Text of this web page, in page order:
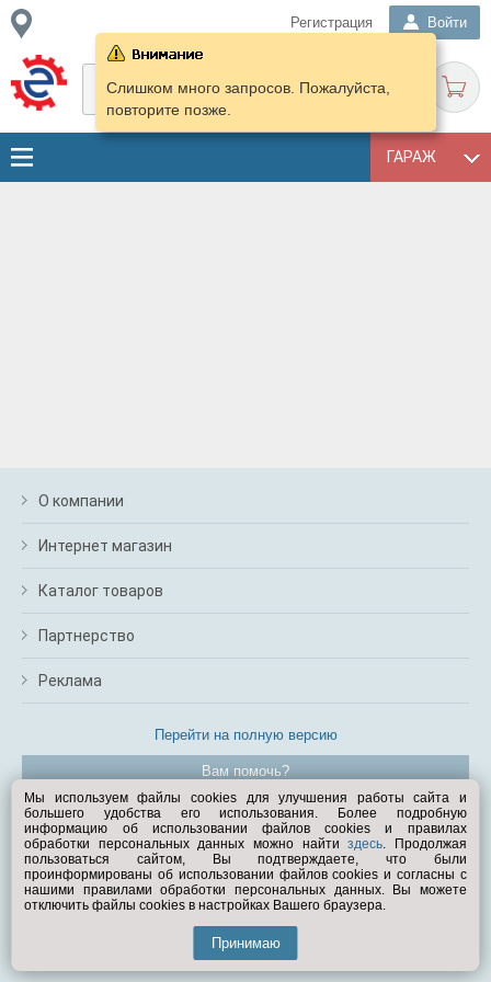
Регистрация Войти
ГАРАЖ
Слишком много запросов. Пожалуйста,
повторите позже.
О компании
Интернет магазин
Каталог товаров
Партнерство
Реклама
Перейти на полную версию
Вам помочь?
© Exist.ru 1998—2026
Мы используем файлы cookies для улучшения работы сайта и
большего удобства его использования. Более подробную
информацию об использовании файлов cookies и правилах
обработки персональных данных можно найтиздесь. Продолжая
пользоваться сайтом, Вы подтверждаете, что были
проинформированы об использовании файлов cookies и согласны с
нашими правилами обработки персональных данных. Вы можете
отключить файлы cookies в настройках Вашего браузера.
Принимаю